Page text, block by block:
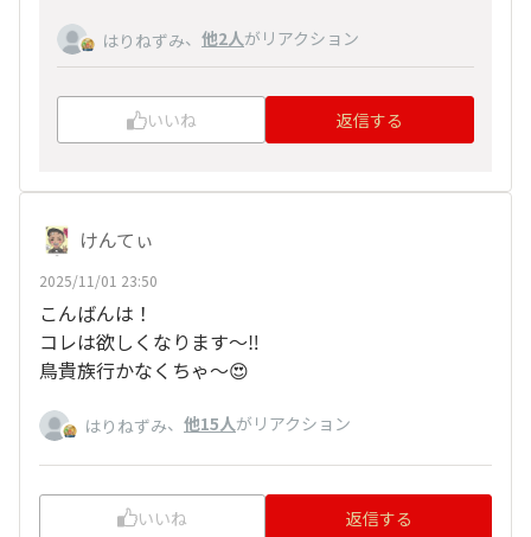
はりねずみ、 他2人がリアクション
いいね 返信する
けんてぃ
2025/11/01 23:50
こんばんは！
コレは欲しくなります〜‼️
鳥貴族行かなくちゃ〜😍
はりねずみ、 他15人がリアクション
いいね 返信する